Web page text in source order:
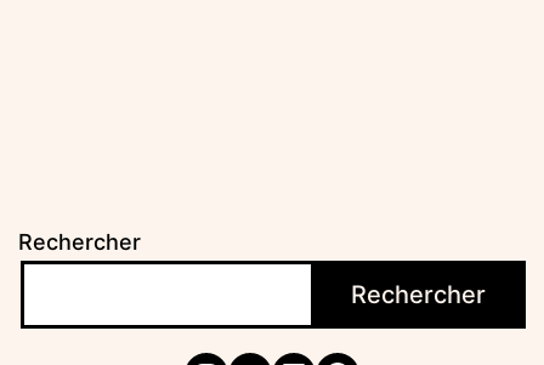
Rechercher
Rechercher